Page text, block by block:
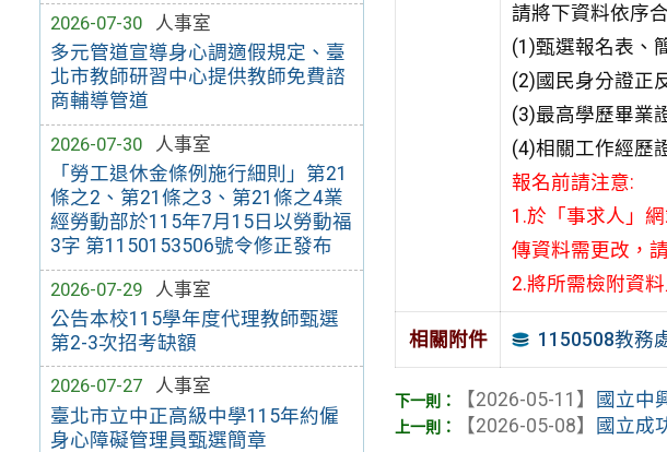
2026-07-30
人事室
多元管道宣導身心調適假規定、臺
北市教師研習中心提供教師免費諮
商輔導管道
2026-07-30
人事室
「勞工退休金條例施行細則」第21
條之2、第21條之3、第21條之4業
經勞動部於115年7月15日以勞動福
3字 第1150153506號令修正發布
2026-07-29
人事室
公告本校115學年度代理教師甄選
第2-3次招考缺額
2026-07-27
人事室
臺北市立中正高級中學115年約僱
身心障礙管理員甄選簡章
請將下資料依序
(1)甄選報名表、
(2)國民身分證正
(3)最高學歷畢業
(4)相關工作經歷
報名前請注意:
1.於「事求人」
傳資料需更改，
2.將所需檢附資
相關附件 1150508教務
【2026-05-11】
國立中
【2026-05-08】
國立成